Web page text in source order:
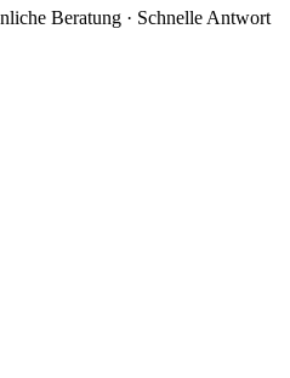
Beratung · Schnelle Antwort